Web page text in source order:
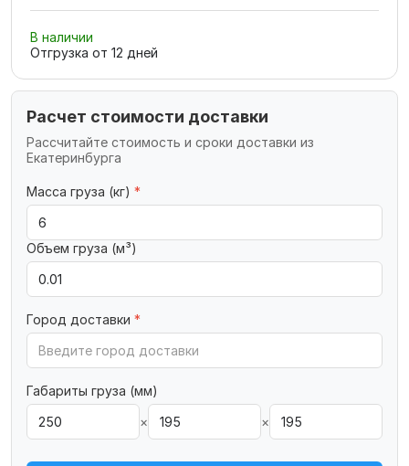
В наличии
Отгрузка от 12 дней
Расчет стоимости доставки
Рассчитайте стоимость и сроки доставки из
Екатеринбурга
Масса груза (кг) *
Объем груза (м³)
Город доставки *
Габариты груза (мм)
×
×